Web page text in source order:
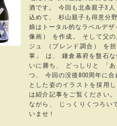
酒です。 今回も北条親子3人
込めて 、 杉山親子も得意分
娘はトータル的なラベルデザ
像画 ） を作成 。 そして父
ジュ
（ ブレンド調合 ） を
掌 」 は 、 鎌倉幕府を盤石
いに勝ち 、 どっしりと 「あ
つ 、 今回の没後800周年に合
とした姿のイラストを採用し
は紹介記事をご覧ください。
ながら 、
じっくりくつろい
いませ！